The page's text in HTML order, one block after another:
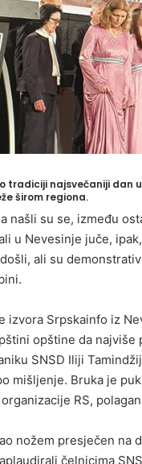
tradiciji najsvečaniji dan
širom regiona.
našli su se, između
u Nevesinje juče,
ali su
izvora Srpskainfo iz
opštine da
SNSD Iliji
mišljenje. Bruka je
RS,
nožem presječen na
čelnicima